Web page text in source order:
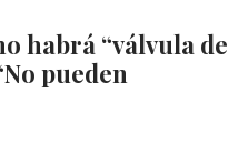
habrá “válvula de
pueden